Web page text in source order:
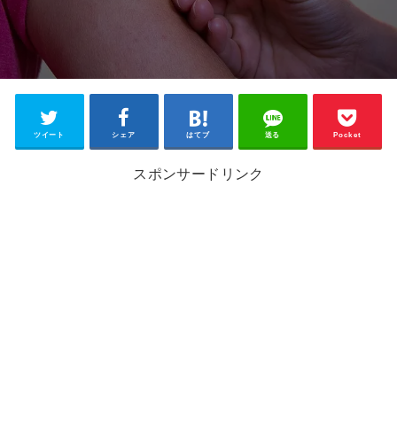
ツイート シェア はてブ 送る Pocket
スポンサードリンク